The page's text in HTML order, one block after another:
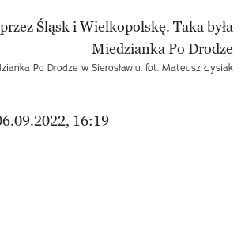
Po Drodze w Sierosławiu. fot. Mateusz Łysiak
16:19
twitter
przyjaciela